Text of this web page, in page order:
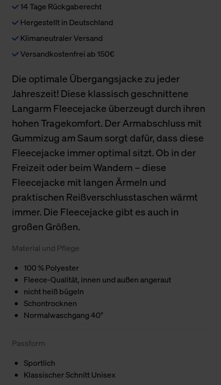
14 Tage Rückgaberecht
Hergestellt in Deutschland
Klimaneutraler Versand
Versandkostenfrei ab 150€
Die optimale Übergangsjacke zu jeder
Jahreszeit! Diese klassisch geschnittene
Langarm Fleecejacke überzeugt durch ihren
hohen Tragekomfort. Der Armabschluss mit
Gummizug am Saum sorgt dafür, dass diese
Fleecejacke immer optimal sitzt. Ob in der
Freizeit oder beim Wandern – diese
Fleecejacke mit langen Ärmeln und
praktischen Reißverschlusstaschen wärmt
immer. Die Fleecejacke gibt es auch in
großen Größen.
Material und Pflege
100 % Polyester
Fleece-Qualität, innen und außen angeraut
nicht heiß bügeln
Schontrocknen
Normalwaschgang 40°
Passform
Sportlich
Klassischer Schnitt Unisex